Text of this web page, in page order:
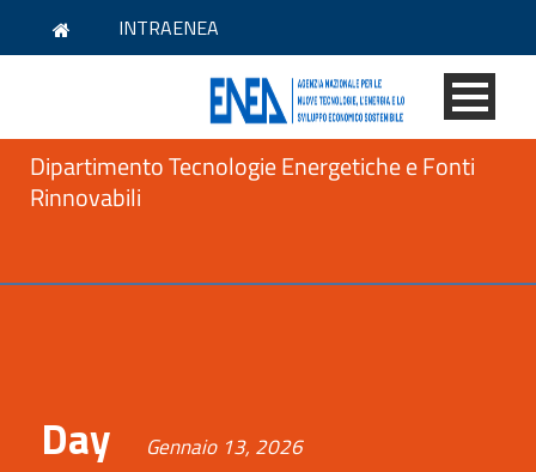
INTRAENEA
Dipartimento Tecnologie Energetiche e Fonti
Rinnovabili
Day Gennaio 13, 2026